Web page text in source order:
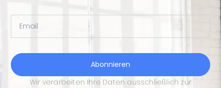
Abonnieren
Wir verarbeiten Ihre Daten ausschließlich zur